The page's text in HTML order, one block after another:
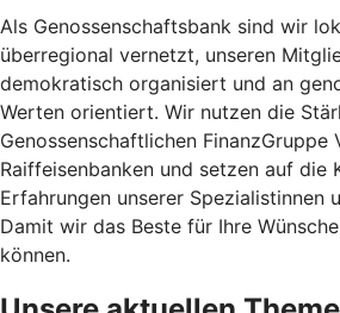
Als Genossenschaftsbank sind wir
überregional vernetzt, unseren
demokratisch organisiert und an
Werten orientiert. Wir nutzen die
Genossenschaftlichen FinanzGruppe
Raiffeisenbanken und setzen auf die
Erfahrungen unserer Spezialistinnen
Damit wir das Beste für Ihre
können.